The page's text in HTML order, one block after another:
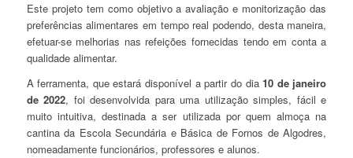
Este projeto tem como objetivo a avaliação e monitorização das
preferências alimentares em tempo real podendo, desta maneira,
efetuar-se melhorias nas refeições fornecidas tendo em conta a
qualidade alimentar.
A ferramenta, que estará disponível a partir do dia 10 de janeiro
de 2022, foi desenvolvida para uma utilização simples, fácil e
muito intuitiva, destinada a ser utilizada por quem almoça na
cantina da Escola Secundária e Básica de Fornos de Algodres,
nomeadamente funcionários, professores e alunos.